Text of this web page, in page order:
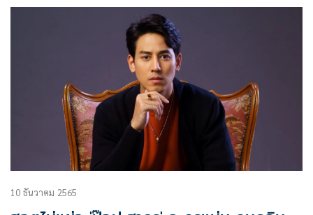
จูเนียร์ โดยผู้จัด 3 พี่น้อง แก้ว-บุญจิรา ภักดีวิจิตร, กอล์ฟ-กัญจน์
ภักดีวิจิตร และ กู๊ด-เฉิดบุญ ภักดีวิจิตร
10 ธันวาคม 2565